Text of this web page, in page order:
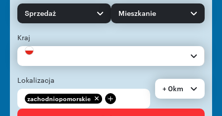
Sprzedaż Mieszkanie
Kraj
Lokalizacja
zachodniopomorskie +
+ 0km